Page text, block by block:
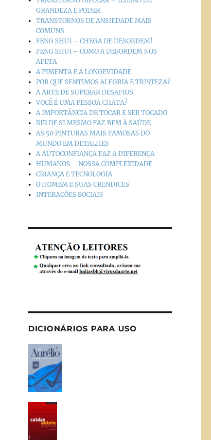
GRANDEZA E PODER
TRANSTORNOS DE ANSIEDADE MAIS
COMUNS
FENG SHUI – CHEGA DE DESORDEM!
FENG SHUI – COMO A DESORDEM NOS
AFETA
A PIMENTA E A LONGEVIDADE
POR QUE SENTIMOS ALEGRIA E TRISTEZA?
A ARTE DE SUPERAR DESAFIOS
VOCÊ É UMA PESSOA CHATA?
A IMPORTÂNCIA DE TOCAR E SER TOCADO
RIR DE SI MESMO FAZ BEM À SAÚDE
AS 50 PINTURAS MAIS FAMOSAS DO
MUNDO EM DETALHES
A AUTOCONFIANÇA FAZ A DIFERENÇA
HUMANOS – NOSSA COMPLEXIDADE
CRIANÇA E TECNOLOGIA
O HOMEM E SUAS CRENDICES
INTERAÇÕES SOCIAIS
DICIONÁRIOS PARA USO